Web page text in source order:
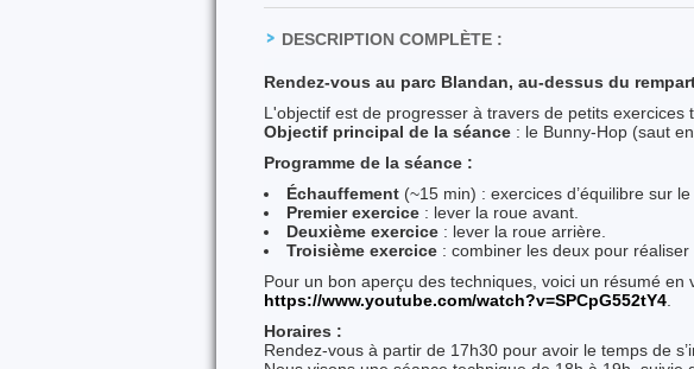
DESCRIPTION COMPLÈTE :
Rendez-vous au parc Blandan, au-dessus du
L'objectif est de progresser à travers de petits exercices
Objectif principal de la séance : le Bunny-Hop (saut
Programme de la séance :
Échauffement (~15 min) : exercices d’équilibre sur le
Premier exercice : lever la roue avant.
Deuxième exercice : lever la roue arrière.
Troisième exercice : combiner les deux pour réaliser
Pour un bon aperçu des techniques, voici un résumé en
https://www.youtube.com/watch?v=SPCpG552tY4
Horaires :
Rendez-vous à partir de 17h30 pour avoir le temps de